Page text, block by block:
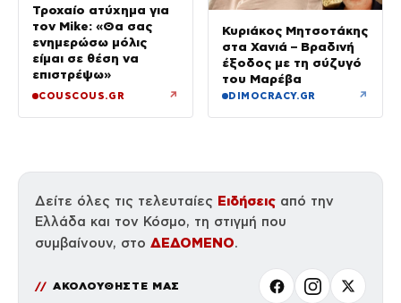
Τροχαίο ατύχημα για
τον Mike: «Θα σας
ενημερώσω μόλις
είμαι σε θέση να
επιστρέψω»
COUSCOUS.GR ↗
Κυριάκος Μητσοτάκης
στα Χανιά – Βραδινή
έξοδος με τη σύζυγό
του Μαρέβα
DIMOCRACY.GR ↗
Δείτε όλες τις τελευταίες Ειδήσεις από την
Ελλάδα και τον Κόσμο, τη στιγμή που
συμβαίνουν, στο ΔΕΔΟΜΕΝΟ.
ΑΚΟΛΟΥΘΗΣΤΕ ΜΑΣ